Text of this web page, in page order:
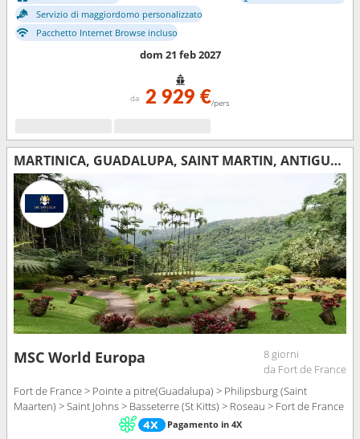
Servizio di maggiordomo personalizzato
Pacchetto Internet Browse incluso
dom 21 feb 2027
da 2 929 €/pers
MARTINICA, GUADALUPA, SAINT MARTIN, ANTIGUA E BARBUDA, DOMINICA
MSC World Europa
8 giorni
da Fort de France
Fort de France > Pointe a pitre(Guadalupa) > Philipsburg (Saint
Maarten) > Saint Johns > Basseterre (St Kitts) > Roseau > Fort de France
Pagamento in 4X